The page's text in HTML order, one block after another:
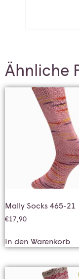
Ähnliche
Mally Socks 465-21
€17,90
In den Warenkorb